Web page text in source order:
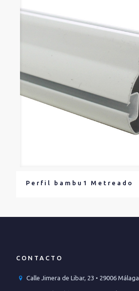
Perfil bambu1 Metreado
CONTACTO
Calle Jimera de Libar, 23 • 29006 Málaga